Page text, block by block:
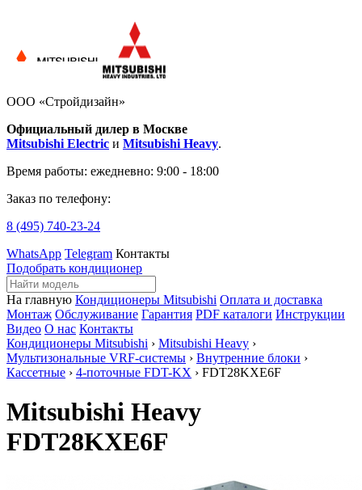
ООО «Стройдизайн»
Официальный дилер в Москве
Mitsubishi Electric и Mitsubishi Heavy.
Время работы: ежедневно: 9:00 - 18:00
Заказ по телефону:
8 (495) 740-23-24
WhatsApp Telegram Контакты
Подобрать кондиционер
На главную Кондиционеры Mitsubishi Оплата и доставка
Монтаж Обслуживание Гарантия PDF каталоги Инструкции
Видео О нас Контакты
Кондиционеры Mitsubishi › Mitsubishi Heavy ›
Мультизональные VRF-системы › Внутренние блоки ›
Кассетные › 4-поточные FDT-KX › FDT28KXE6F
Mitsubishi Heavy
FDT28KXE6F